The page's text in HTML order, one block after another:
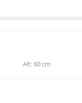
Alt:60cm